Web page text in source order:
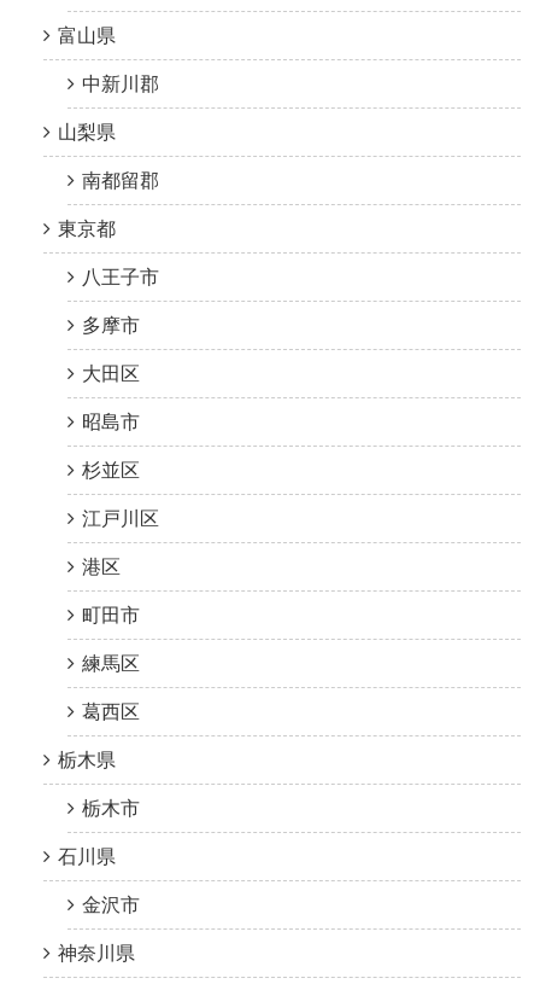
富山県
中新川郡
山梨県
南都留郡
東京都
八王子市
多摩市
大田区
昭島市
杉並区
江戸川区
港区
町田市
練馬区
葛西区
栃木県
栃木市
石川県
金沢市
神奈川県